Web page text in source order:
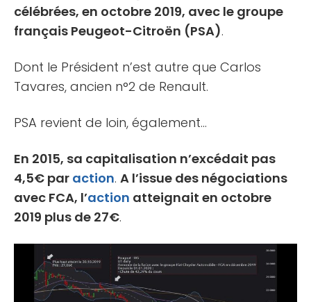
célébrées, en octobre 2019, avec le groupe
français Peugeot-Citroën (PSA).
Dont le Président n’est autre que Carlos
Tavares, ancien n°2 de Renault.
PSA revient de loin, également…
En 2015, sa capitalisation n’excédait pas
4,5€ par action. A l’issue des négociations
avec FCA, l’action atteignait en octobre
2019 plus de 27€.